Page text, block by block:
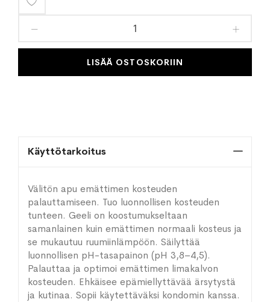
toivelistaan
LISÄÄ OSTOSKORIIN
Käyttötarkoitus
Välitön apu emättimen kosteuden
palauttamiseen. Tuo luonnollisen kosteuden
tunteen. Geeli on koostumukseltaan
samanlainen kuin emättimen normaali kosteus ja
se mukautuu ruumiinlämpöön. Säilyttää
luonnollisen pH-tasapainon (pH 3,8–4,5).
Palauttaa ja optimoi emättimen limakalvon
kosteuden. Ehkäisee epämiellyttävää ärsytystä
ja kutinaa. Sopii käytettäväksi kondomin kanssa.